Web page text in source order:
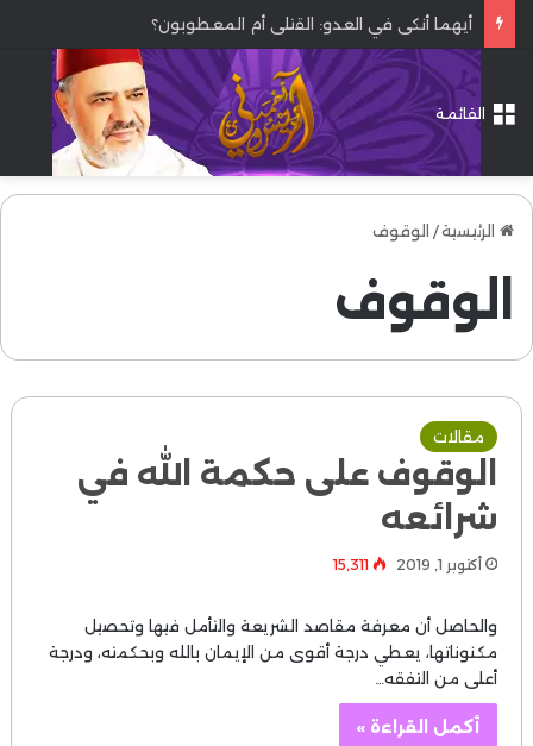
أيهما أنكى في العدو: القتلى أم المعطوبون؟
القائمة
الرئيسية/ الوقوف
الوقوف
مقالات
الوقوف على حكمة الله في
شرائعه
أكتوبر 1, 2019 15٬311
والحاصل أن معرفة مقاصد الشريعة والتأمل فيها وتحصيل
مكنوناتها، يعطي درجة أقوى من الإيمان بالله وبحكمته، ودرجة
أعلى من التفقه…
أكمل القراءة »